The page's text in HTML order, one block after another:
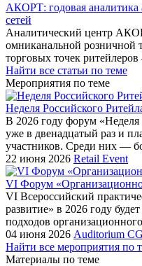
АКОРТ: годовая
сетей
Аналитический центр
омниканальной розничной
торговых точек
Найти все статьи по теме
Мероприятия по теме
Неделя Российского
В 2026 году форум «Неделя
уже в двенадцатый раз и
участников. Среди них —
22 июня 2026 Retail Event
VI Форум
VI Всероссийский
развитие» в 2026 году
подходов
04 июня 2026 Auditorium CG
Найти все мероприятия по
Материалы по теме